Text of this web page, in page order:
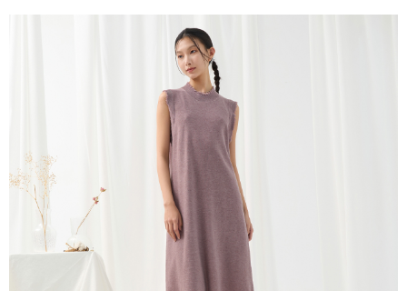
５．嚴禁一人註冊多個帳號或使用他人資訊註冊。若發現惡意使用之情形，
恩沛科技股份有限公司將有權停止該用戶之使用額度並採取法律行動。